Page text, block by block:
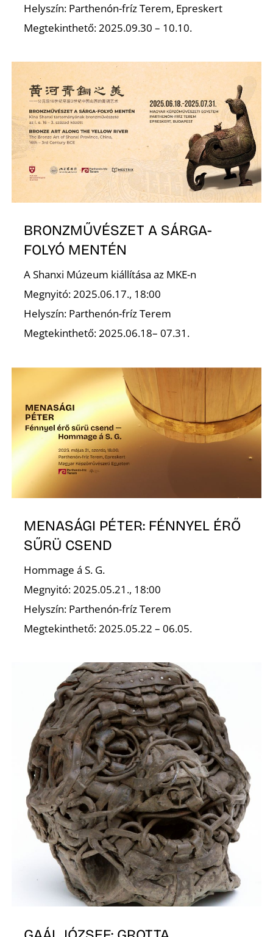
Helyszín: Parthenón-fríz Terem, Epreskert
Megtekinthető: 2025.09.30 – 10.10.
BRONZMŰVÉSZET A SÁRGA-
FOLYÓ MENTÉN
A Shanxi Múzeum kiállítása az MKE-n
Megnyitó: 2025.06.17., 18:00
Helyszín: Parthenón-fríz Terem
Megtekinthető: 2025.06.18– 07.31.
MENASÁGI PÉTER: FÉNNYEL ÉRŐ
SŰRÜ CSEND
Hommage á S. G.
Megnyitó: 2025.05.21., 18:00
Helyszín: Parthenón-fríz Terem
Megtekinthető: 2025.05.22 – 06.05.